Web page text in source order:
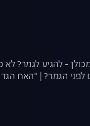
- להגיע לגמר? לא